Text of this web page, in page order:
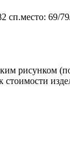
сп.место: 69/
рисунком